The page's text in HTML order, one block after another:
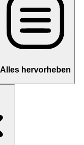
Alles hervorheben